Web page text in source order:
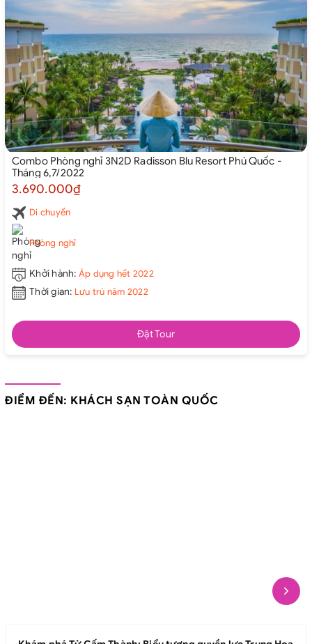
Combo Phòng nghỉ 3N2D Radisson Blu Resort Phú Quốc -
Tháng 6,7/2022
3.690.000₫
Di chuyển
Phòng nghỉ
Khởi hành: Áp dụng hết 2022
Thời gian: Lưu trú năm 2022
Đặt Tour
ĐIỂM ĐẾN: KHÁCH SẠN TOÀN QUỐC